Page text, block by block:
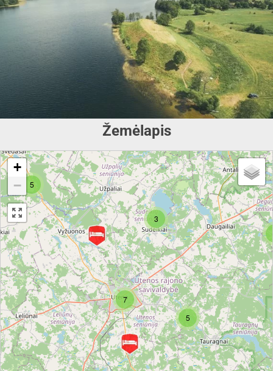
Žemėlapis
5
3
5
7
+
−